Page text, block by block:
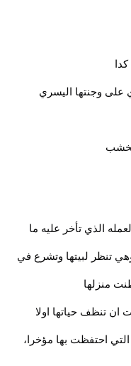
على وجنتها اليسري
الذي تأخر عليه ما
تنظر لبيتها وتشرع في
منزلها
ان تنظف حياتها اولا
احتفظت بها مؤخرا،